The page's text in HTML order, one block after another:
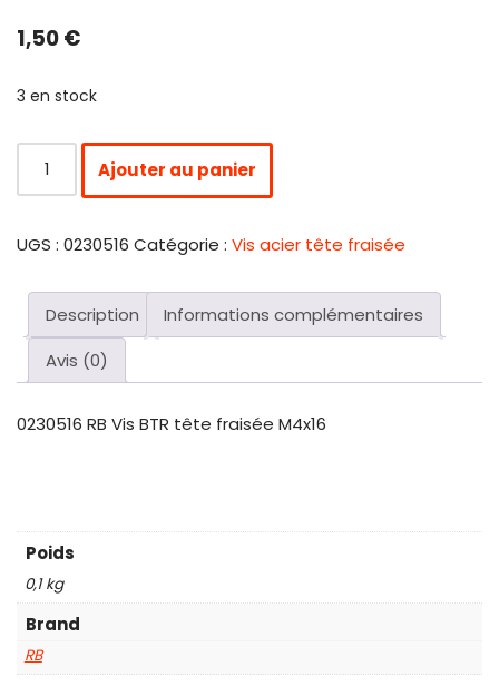
1,50€
3 en stock
Ajouter au panier
UGS : 0230516 Catégorie : Vis acier tête fraisée
Description
Informations complémentaires
Avis (0)
0230516 RB Vis BTR tête fraisée M4x16
Poids
0,1 kg
Brand
RB